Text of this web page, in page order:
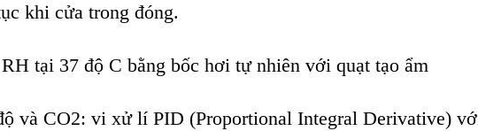
khi cửa trong đóng.
tại 37 độ C bằng bốc hơi tự nhiên với quạt tạo ẩm
và CO2: vi xử lí PID (Proportional Integral Derivative)